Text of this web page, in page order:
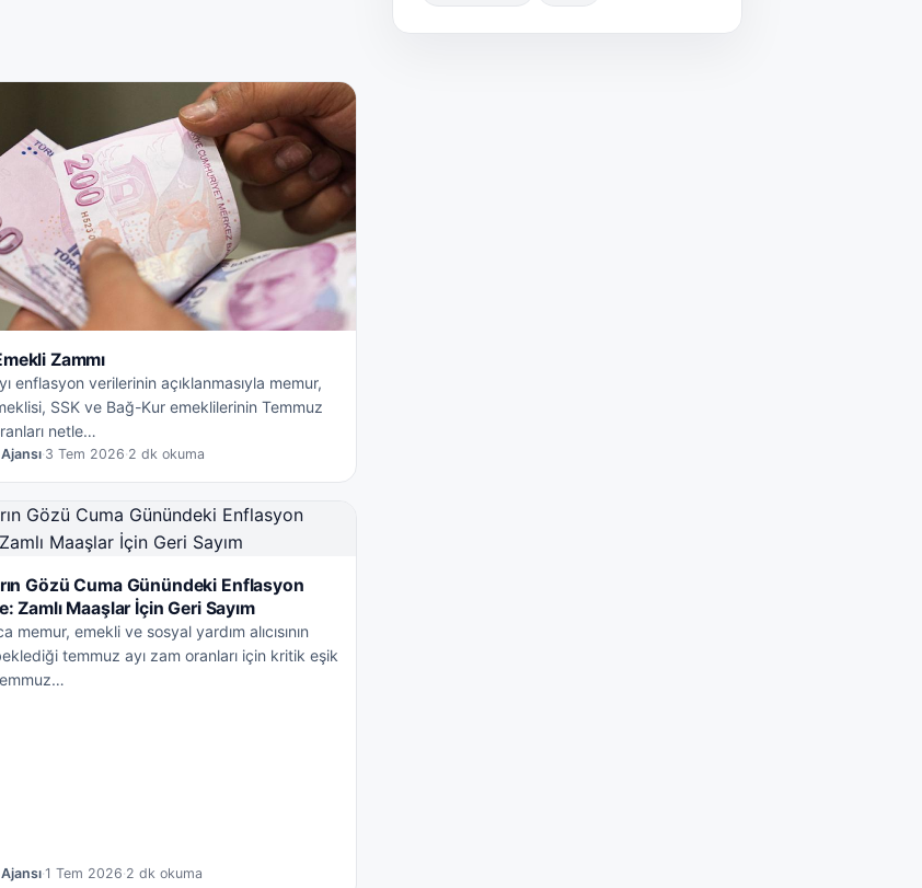
Zammı
enflasyon verilerinin açıklanmasıyla memur,
SSK ve Bağ-Kur emeklilerinin Temmuz
netle…
·3 Tem 2026·2 dk okuma
Gözü Cuma Günündeki Enflasyon
Zamlı Maaşlar İçin Geri Sayım
memur, emekli ve sosyal yardım alıcısının
temmuz ayı zam oranları için kritik eşik
·1 Tem 2026·2 dk okuma